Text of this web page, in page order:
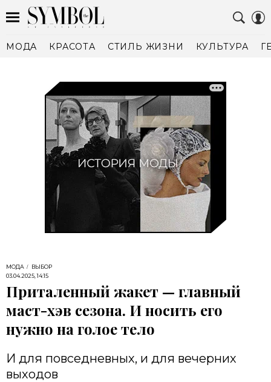
МОДА КРАСОТА СТИЛЬ ЖИЗНИ КУЛЬТУРА
МОДА
ВЫБОР
03.04.2025, 14:15
Приталенный жакет — главный
маст-хэв сезона. И носить его
нужно на голое тело
И для повседневных, и для вечерних
выходов